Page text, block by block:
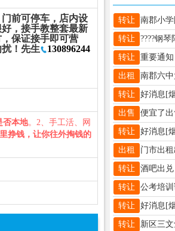
前可停车，店内设
，接手教整套最新
保证接手即可营
！先生
130896244
否本地。2、手工活、网
挣钱，让你往外掏钱的
转让
转让
转让
出租
转让
出售
转让
出租
转让
转让
转让
转让